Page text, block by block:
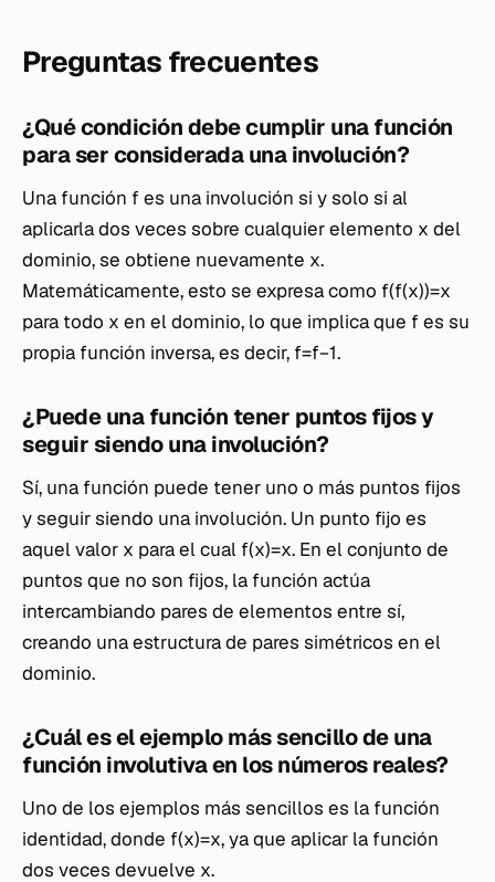
Preguntas frecuentes
¿Qué condición debe cumplir una función
para ser considerada una involución?
Una función f es una involución si y solo si al
aplicarla dos veces sobre cualquier elemento x del
dominio, se obtiene nuevamente x.
Matemáticamente, esto se expresa como f(f(x))=x
para todo x en el dominio, lo que implica que f es su
propia función inversa, es decir, f=f−1.
¿Puede una función tener puntos fijos y
seguir siendo una involución?
Sí, una función puede tener uno o más puntos fijos
y seguir siendo una involución. Un punto fijo es
aquel valor x para el cual f(x)=x. En el conjunto de
puntos que no son fijos, la función actúa
intercambiando pares de elementos entre sí,
creando una estructura de pares simétricos en el
dominio.
¿Cuál es el ejemplo más sencillo de una
función involutiva en los números reales?
Uno de los ejemplos más sencillos es la función
identidad, donde f(x)=x, ya que aplicar la función
dos veces devuelve x.